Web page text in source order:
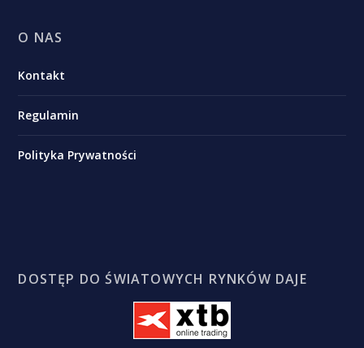
O NAS
Kontakt
Regulamin
Polityka Prywatności
DOSTĘP DO ŚWIATOWYCH RYNKÓW DAJE